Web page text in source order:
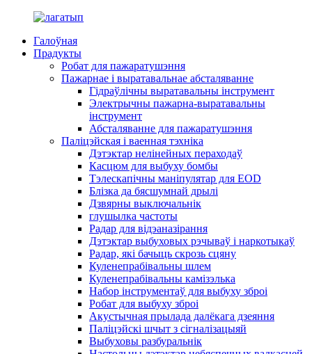
Галоўная
Прадукты
Робат для пажаратушэння
Пажарнае і выратавальнае абсталяванне
Гідраўлічны выратавальны інструмент
Электрычны пажарна-выратавальны
інструмент
Абсталяванне для пажаратушэння
Паліцэйская і ваенная тэхніка
Дэтэктар нелінейных пераходаў
Касцюм для выбуху бомбы
Тэлескапічны маніпулятар для EOD
Блізка да бясшумнай дрылі
Дзвярны выключальнік
глушылка частоты
Радар для відэаназірання
Дэтэктар выбуховых рэчываў і наркотыкаў
Радар, які бачыць скрозь сцяну
Куленепрабівальны шлем
Куленепрабівальны камізэлька
Набор інструментаў для выбуху зброі
Робат для выбуху зброі
Акустычная прылада далёкага дзеяння
Паліцэйскі шчыт з сігналізацыяй
Выбуховы разбуральнік